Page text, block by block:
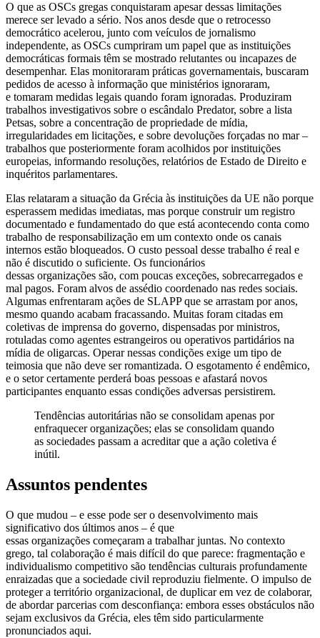
O que as OSCs gregas conquistaram apesar dessas limitações
merece ser levado a sério. Nos anos desde que o retrocesso
democrático acelerou, junto com veículos de jornalismo
independente, as OSCs cumpriram um papel que as instituições
democráticas formais têm se mostrado relutantes ou incapazes de
desempenhar. Elas monitoraram práticas governamentais, buscaram
pedidos de acesso à informação que ministérios ignoraram,
e tomaram medidas legais quando foram ignoradas. Produziram
trabalhos investigativos sobre o escândalo Predator, sobre a lista
Petsas, sobre a concentração de propriedade de mídia,
irregularidades em licitações, e sobre devoluções forçadas no mar –
trabalhos que posteriormente foram acolhidos por instituições
europeias, informando resoluções, relatórios de Estado de Direito e
inquéritos parlamentares.
Elas relataram a situação da Grécia às instituições da UE não porque
esperassem medidas imediatas, mas porque construir um registro
documentado e fundamentado do que está acontecendo conta como
trabalho de responsabilização em um contexto onde os canais
internos estão bloqueados. O custo pessoal desse trabalho é real e
não é discutido o suficiente. Os funcionários
dessas organizações são, com poucas exceções, sobrecarregados e
mal pagos. Foram alvos de assédio coordenado nas redes sociais.
Algumas enfrentaram ações de SLAPP que se arrastam por anos,
mesmo quando acabam fracassando. Muitas foram citadas em
coletivas de imprensa do governo, dispensadas por ministros,
rotuladas como agentes estrangeiros ou operativos partidários na
mídia de oligarcas. Operar nessas condições exige um tipo de
teimosia que não deve ser romantizada. O esgotamento é endêmico,
e o setor certamente perderá boas pessoas e afastará novos
participantes enquanto essas condições adversas persistirem.
Tendências autoritárias não se consolidam apenas por
enfraquecer organizações; elas se consolidam quando
as sociedades passam a acreditar que a ação coletiva é
inútil.
Assuntos pendentes
O que mudou – e esse pode ser o desenvolvimento mais
significativo dos últimos anos – é que
essas organizações começaram a trabalhar juntas. No contexto
grego, tal colaboração é mais difícil do que parece: fragmentação e
individualismo competitivo são tendências culturais profundamente
enraizadas que a sociedade civil reproduziu fielmente. O impulso de
proteger a território organizacional, de duplicar em vez de colaborar,
de abordar parcerias com desconfiança: embora esses obstáculos não
sejam exclusivos da Grécia, eles têm sido particularmente
pronunciados aqui.